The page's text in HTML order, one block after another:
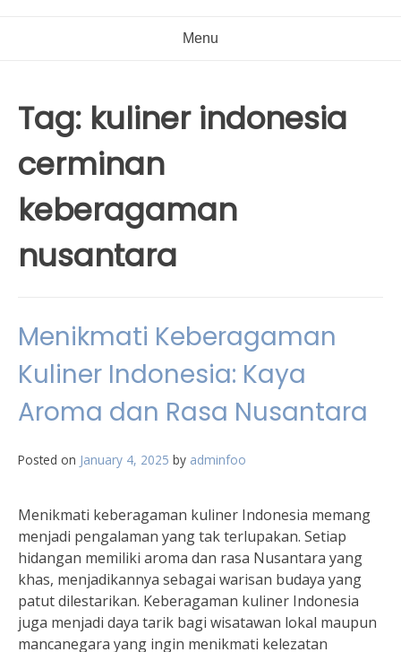
Menu
Tag: kuliner indonesia
cerminan
keberagaman
nusantara
Menikmati Keberagaman
Kuliner Indonesia: Kaya
Aroma dan Rasa Nusantara
Posted on January 4, 2025 by adminfoo
Menikmati keberagaman kuliner Indonesia memang
menjadi pengalaman yang tak terlupakan. Setiap
hidangan memiliki aroma dan rasa Nusantara yang
khas, menjadikannya sebagai warisan budaya yang
patut dilestarikan. Keberagaman kuliner Indonesia
juga menjadi daya tarik bagi wisatawan lokal maupun
mancanegara yang ingin menikmati kelezatan